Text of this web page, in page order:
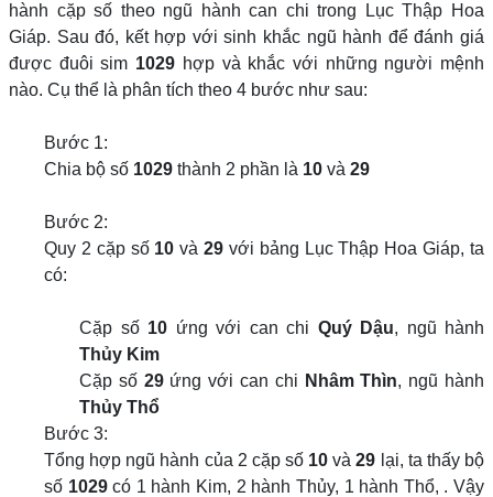
hành cặp số theo ngũ hành can chi trong Lục Thập Hoa
Giáp. Sau đó, kết hợp với sinh khắc ngũ hành để đánh giá
được đuôi sim 1029 hợp và khắc với những người mệnh
nào. Cụ thể là phân tích theo 4 bước như sau:
Bước 1:
Chia bộ số 1029 thành 2 phần là 10 và 29
Bước 2:
Quy 2 cặp số 10 và29 với bảng Lục Thập Hoa Giáp, ta
có:
Cặp số 10 ứng với can chi Quý Dậu, ngũ hành
Thủy Kim
Cặp số 29ứng với can chi Nhâm Thìn, ngũ hành
Thủy Thổ
Bước 3:
Tổng hợp ngũ hành của 2 cặp số 10 và29 lại, ta thấy bộ
số 1029có 1 hành Kim, 2 hành Thủy, 1 hành Thổ, . Vậy